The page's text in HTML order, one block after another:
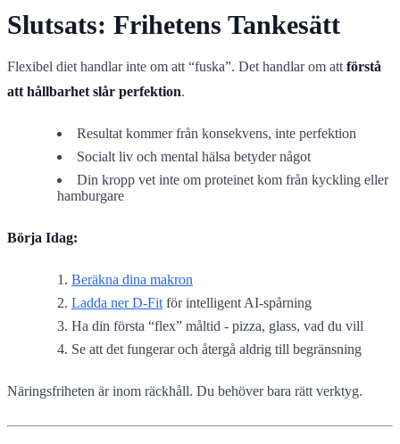
Slutsats: Frihetens Tankesätt
Flexibel diet handlar inte om att “fuska”. Det handlar om att förstå
att hållbarhet slår perfektion.
Resultat kommer från konsekvens, inte perfektion
Socialt liv och mental hälsa betyder något
Din kropp vet inte om proteinet kom från kyckling eller
hamburgare
Börja Idag:
Beräkna dina makron
Ladda ner D-Fit för intelligent AI-spårning
Ha din första “flex” måltid - pizza, glass, vad du vill
Se att det fungerar och återgå aldrig till begränsning
Näringsfriheten är inom räckhåll. Du behöver bara rätt verktyg.